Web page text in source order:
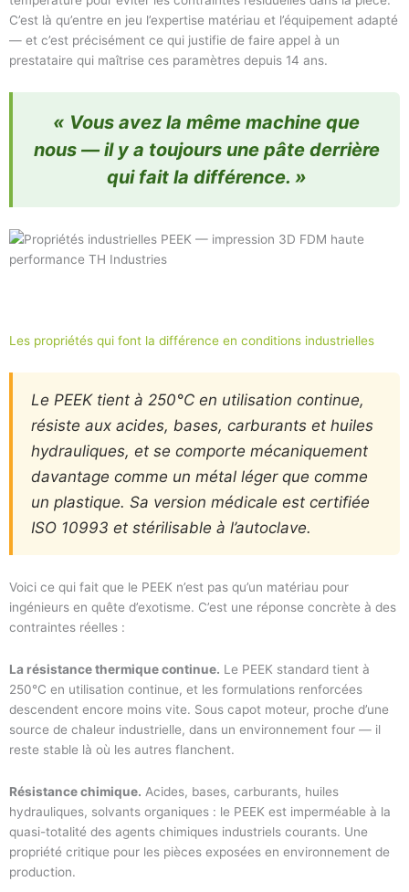
C’est là qu’entre en jeu l’expertise matériau et l’équipement adapté
— et c’est précisément ce qui justifie de faire appel à un
prestataire qui maîtrise ces paramètres depuis 14 ans.
« Vous avez la même machine que
nous — il y a toujours une pâte derrière
qui fait la différence. »
Les propriétés qui font la différence en conditions industrielles
Le PEEK tient à 250°C en utilisation continue,
résiste aux acides, bases, carburants et huiles
hydrauliques, et se comporte mécaniquement
davantage comme un métal léger que comme
un plastique. Sa version médicale est certifiée
ISO 10993 et stérilisable à l’autoclave.
Voici ce qui fait que le PEEK n’est pas qu’un matériau pour
ingénieurs en quête d’exotisme. C’est une réponse concrète à des
contraintes réelles :
La résistance thermique continue. Le PEEK standard tient à
250°C en utilisation continue, et les formulations renforcées
descendent encore moins vite. Sous capot moteur, proche d’une
source de chaleur industrielle, dans un environnement four — il
reste stable là où les autres flanchent.
Résistance chimique. Acides, bases, carburants, huiles
hydrauliques, solvants organiques : le PEEK est imperméable à la
quasi-totalité des agents chimiques industriels courants. Une
propriété critique pour les pièces exposées en environnement de
production.